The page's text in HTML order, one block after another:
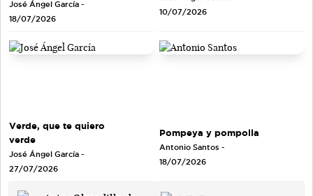
José Ángel García -
18/07/2026
10/07/2026
Verde, que te quiero
verde
José Ángel García -
27/07/2026
Pompeya y pompolla
Antonio Santos -
18/07/2026